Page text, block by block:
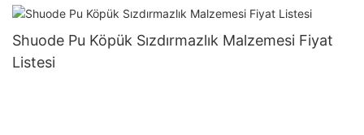
Shuode Pu Köpük Sızdırmazlık Malzemesi Fiyat
Listesi